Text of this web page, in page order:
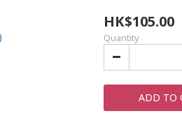
HK$105.00
Quantity
ADD TO